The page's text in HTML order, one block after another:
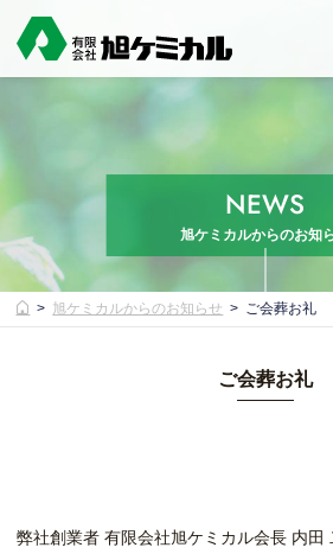
NEWS
旭ケミカルからのお知
旭ケミカルからのお知らせ ご会葬お礼
ご会葬お礼
弊社創業者 有限会社旭ケミカル会長 内田